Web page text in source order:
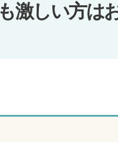
激しい方は